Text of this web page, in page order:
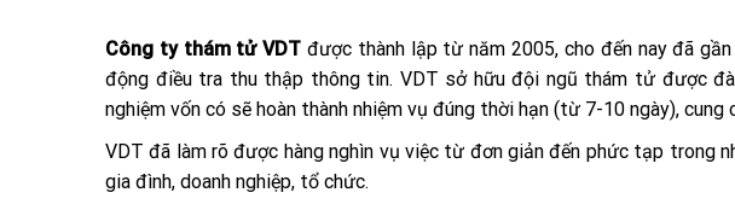
Công ty thám tử VDTđược thành lập từ năm 2005, cho đến nay đã
động điều tra thu thập thông tin. VDT sở hữu đội ngũ thám tử được
nghiệm vốn có sẽ hoàn thành nhiệm vụ đúng thời hạn (từ 7-10 ngày),
VDT đã làm rõ được hàng nghìn vụ việc từ đơn giản đến phức tạp trong
gia đình, doanh nghiệp, tổ chức.